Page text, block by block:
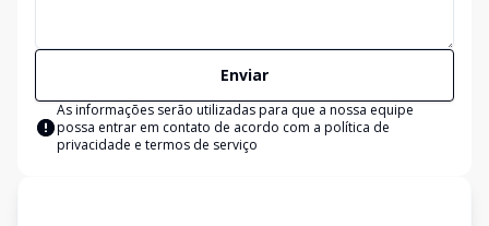
Enviar
As informações serão utilizadas para que a nossa equipe
possa entrar em contato de acordo com a política de
privacidade e termos de serviço